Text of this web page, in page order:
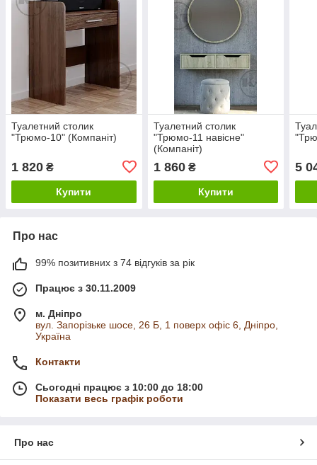
Туалетний столик
"Трюмо-10" (Компаніт)
1 820 ₴
Купити
Туалетний столик
"Трюмо-11 навісне"
(Компаніт)
1 860₴
Купити
5
Про нас
99% позитивних з 74 відгуків за рік
Працює з 30.11.2009
м. Дніпро
вул. Запорізьке шосе, 26 Б, 1 поверх офіс 6, Дніпро,
Україна
Контакти
Сьогодні працює з 10:00 до 18:00
Показати весь графік роботи
Про нас